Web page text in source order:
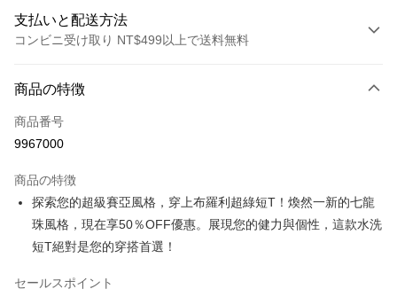
支払いと配送方法
コンビニ受け取り NT$499以上で送料無料
クレジットカード1回払い
コンビニ店頭代金引換
Apple Pay
JKOPAY
商品の特徴
商品番号
9967000
商品の特徴
探索您的超級賽亞風格，穿上布羅利超綠短T！煥然一新的七龍
珠風格，現在享50％OFF優惠。展現您的健力與個性，這款水洗
短T絕對是您的穿搭首選！
セールスポイント